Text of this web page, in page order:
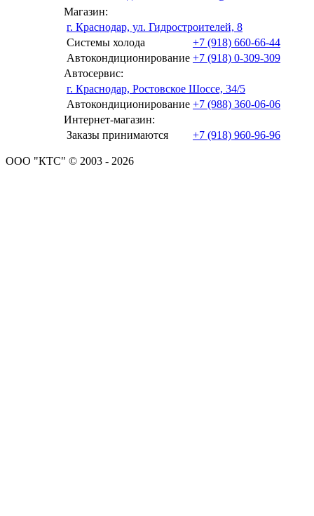
Магазин:
г. Краснодар, ул. Гидростроителей, 8
Системы холода
+7 (918) 660-66-44
Автокондиционирование +7 (918) 0-309-309
Автосервис:
г. Краснодар, Ростовское Шоссе, 34/5
Автокондиционирование +7 (988) 360-06-06
Интернет-магазин:
Заказы принимаются
+7 (918) 960-96-96
ООО "КТС" © 2003 - 2026